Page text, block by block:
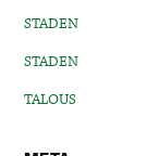
STADEN
STADEN
TALOUS